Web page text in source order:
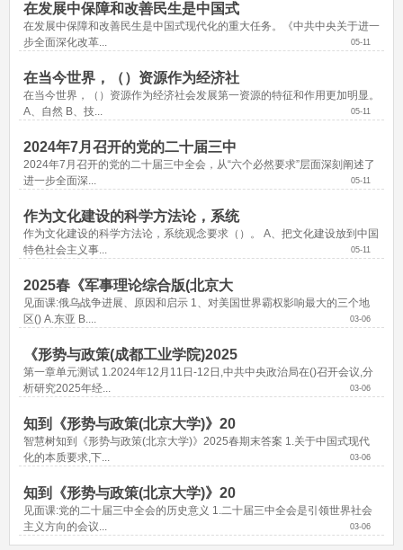
在发展中保障和改善民生是中国式
在发展中保障和改善民生是中国式现代化的重大任务。《中共中央关于进一
步全面深化改革...
05-11
在当今世界，（）资源作为经济社
在当今世界，（）资源作为经济社会发展第一资源的特征和作用更加明显。
A、自然 B、技...
05-11
2024年7月召开的党的二十届三中
2024年7月召开的党的二十届三中全会，从“六个必然要求”层面深刻阐述了
进一步全面深...
05-11
作为文化建设的科学方法论，系统
作为文化建设的科学方法论，系统观念要求（）。 A、把文化建设放到中国
特色社会主义事...
05-11
2025春《军事理论综合版(北京大
见面课:俄乌战争进展、原因和启示 1、对美国世界霸权影响最大的三个地
区() A.东亚 B....
03-06
《形势与政策(成都工业学院)2025
第一章单元测试 1.2024年12月11日-12日,中共中央政治局在()召开会议,分
析研究2025年经...
03-06
知到《形势与政策(北京大学)》20
智慧树知到《形势与政策(北京大学)》2025春期末答案 1.关于中国式现代
化的本质要求,下...
03-06
知到《形势与政策(北京大学)》20
见面课:党的二十届三中全会的历史意义 1.二十届三中全会是引领世界社会
主义方向的会议...
03-06